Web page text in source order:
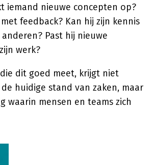
iemand nieuwe concepten op?
feedback? Kan hij zijn kennis
Past hij nieuwe
werk?
dit goed meet, krijgt niet
huidige stand van zaken, maar
waarin mensen en teams zich